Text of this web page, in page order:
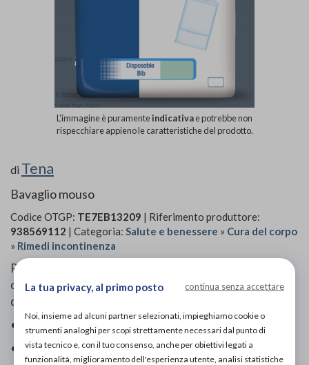
L'immagine è puramenteindicativae potrebbe non
rispecchiare appieno le caratteristiche del prodotto.
di Tena
Bavaglio mouso
Codice OTGP: TE7EB13209 | Riferimento produttore:
938569112 | Categoria: Salute e benessere » Cura del corpo
» Rimedi incontinenza
Pratici bavagli monouso con tasche anteriori
contenitive e lacci posteriori per una protezione
dignitosa e igienica durante i pasti.
• Pratici bavagli monouso.
• Bavagli con tasche anteriori e lacci posteriori.
La tua privacy, al primo posto continua senza accettare
Noi, insieme ad alcuni partner selezionati, impieghiamo cookie o
strumenti analoghi per scopi strettamente necessari dal punto di
vista tecnico e, con il tuo consenso, anche per obiettivi legati a
funzionalità, miglioramento dell'esperienza utente, analisi statistiche